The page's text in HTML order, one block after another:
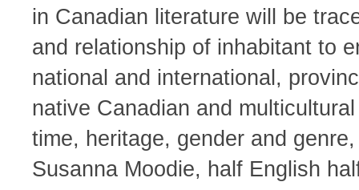
in Canadian literature will be
and relationship of inhabitant to
national and international,
native Canadian and
time, heritage, gender and
Susanna Moodie, half English